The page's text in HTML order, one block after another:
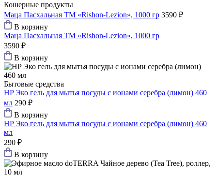
Кошерные продукты
Маца Пасхальная ТМ «Rishon-Lezion», 1000 гр 3590 ₽
В корзину
Маца Пасхальная ТМ «Rishon-Lezion», 1000 гр
3590 ₽
В корзину
Бытовые средства
HP Эко гель для мытья посуды с ионами серебра (лимон) 460
мл 290 ₽
В корзину
HP Эко гель для мытья посуды с ионами серебра (лимон) 460
мл
290 ₽
В корзину